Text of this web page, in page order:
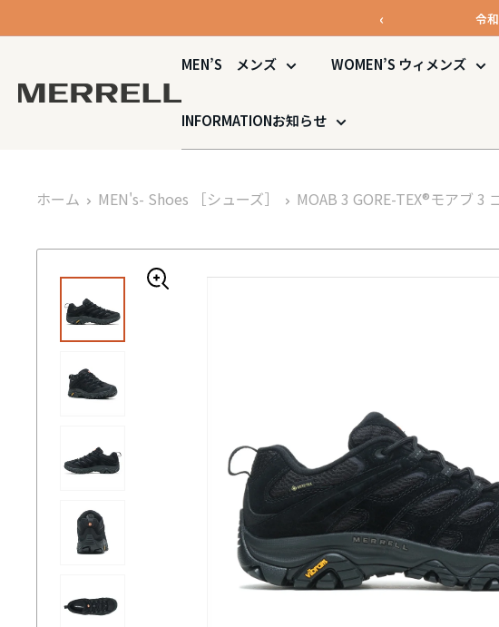
ン
‹ 令
MERRELL
MEN’S メンズ WOMEN’S ウィメンズ
INFORMATIONお知らせ
ホーム MEN's- Shoes ［シューズ］ MOAB 3 GORE-TEX®モアブ 3